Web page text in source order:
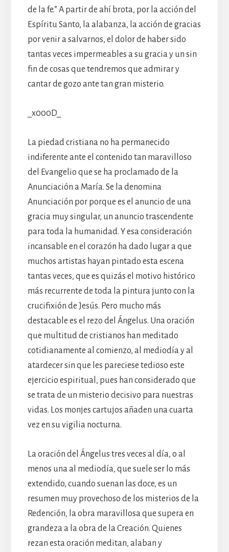
de la fe.” A partir de ahí brota, por la acción del
Espíritu Santo, la alabanza, la acción de gracias
por venir a salvarnos, el dolor de haber sido
tantas veces impermeables a su gracia y un sin
fin de cosas que tendremos que admirar y
cantar de gozo ante tan gran misterio.
_x000D_
La piedad cristiana no ha permanecido
indiferente ante el contenido tan maravilloso
del Evangelio que se ha proclamado de la
Anunciación a María. Se la denomina
Anunciación por porque es el anuncio de una
gracia muy singular, un anuncio trascendente
para toda la humanidad. Y esa consideración
incansable en el corazón ha dado lugar a que
muchos artistas hayan pintado esta escena
tantas veces, que es quizás el motivo histórico
más recurrente de toda la pintura junto con la
crucifixión de Jesús. Pero mucho más
destacable es el rezo del Ángelus. Una oración
que multitud de cristianos han meditado
cotidianamente al comienzo, al mediodía y al
atardecer sin que les pareciese tedioso este
ejercicio espiritual, pues han considerado que
se trata de un misterio decisivo para nuestras
vidas. Los monjes cartujos añaden una cuarta
vez en su vigilia nocturna.
La oración del Ángelus tres veces al día, o al
menos una al mediodía, que suele ser lo más
extendido, cuando suenan las doce, es un
resumen muy provechoso de los misterios de la
Redención, la obra maravillosa que supera en
grandeza a la obra de la Creación. Quienes
rezan esta oración meditan, alaban y